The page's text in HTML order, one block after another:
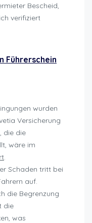
Bescheid,
verifiziert
Führerschein
wurden
Versicherung
die die
wäre im
Schaden tritt bei
auf.
die Begrenzung
die
was